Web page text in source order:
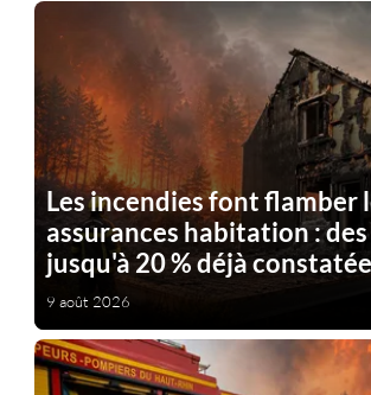
Les incendies font flamber
assurances habitation : des
jusqu'à 20 % déjà
9 août 2026